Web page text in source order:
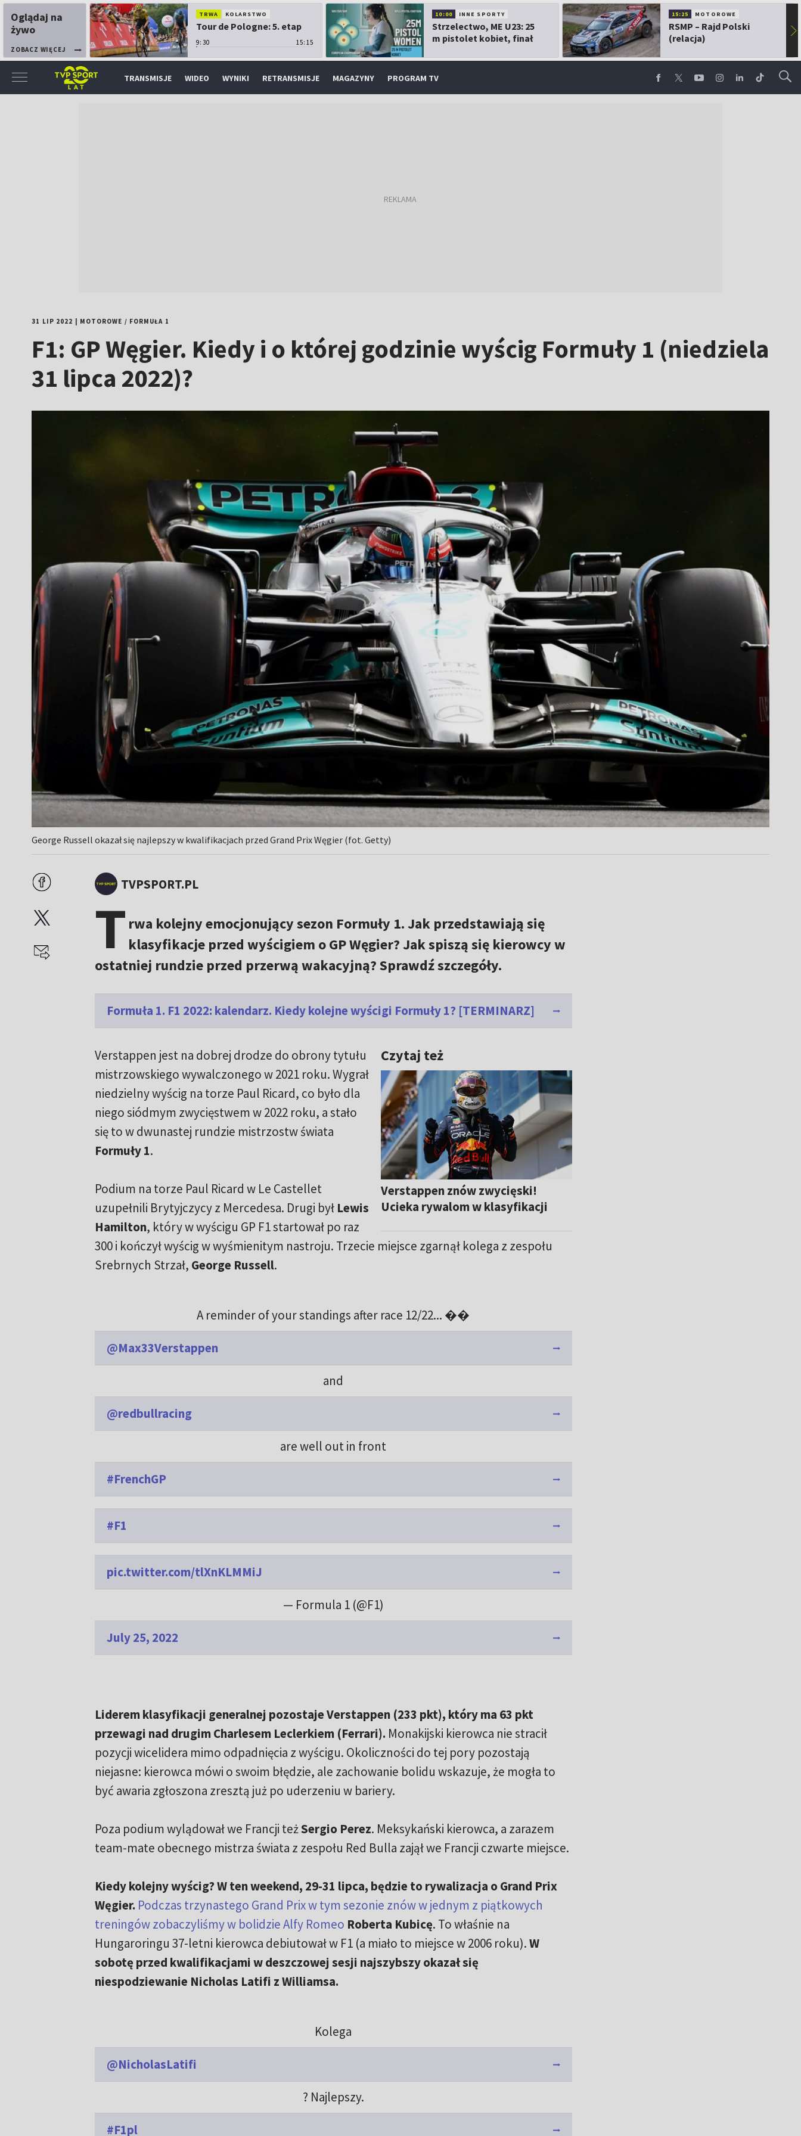
Oglądaj na
żywo
ZOBACZ WIĘCEJ
TRWA KOLARSTWO
Tour de Pologne: 5. etap
9:30 15:15
10:00 INNE SPORTY
Strzelectwo, ME U23: 25
m pistolet kobiet, finał
15:25 MOTOROWE
RSMP – Rajd Polski
(relacja)
▶
TRANSMISJE WIDEO WYNIKI RETRANSMISJE MAGAZYNY PROGRAM TV
31 LIP 2022 MOTOROWE / FORMUŁA 1
F1: GP Węgier. Kiedy i o której godzinie wyścig Formuły 1 (niedziela
31 lipca 2022)?
George Russell okazał się najlepszy w kwalifikacjach przed Grand Prix Węgier (fot. Getty)
TVPSPORT.PL
T rwa kolejny emocjonujący sezon Formuły 1. Jak przedstawiają się
klasyfikacje przed wyścigiem o GP Węgier? Jak spiszą się kierowcy w
ostatniej rundzie przed przerwą wakacyjną? Sprawdź szczegóły.
Formuła 1. F1 2022: kalendarz. Kiedy kolejne wyścigi Formuły 1? [TERMINARZ]
Czytaj też
Verstappen znów zwycięski!
Ucieka rywalom w klasyfikacji
Verstappen jest na dobrej drodze do obrony tytułu
mistrzowskiego wywalczonego w 2021 roku. Wygrał
niedzielny wyścig na torze Paul Ricard, co było dla
niego siódmym zwycięstwem w 2022 roku, a stało
się to w dwunastej rundzie mistrzostw świata
Formuły 1.
Podium na torze Paul Ricard w Le Castellet
uzupełnili Brytyjczycy z Mercedesa. Drugi był Lewis
Hamilton, który w wyścigu GP F1 startował po raz
300 i kończył wyścig w wyśmienitym nastroju. Trzecie miejsce zgarnął kolega z zespołu
Srebrnych Strzał, George Russell.
A reminder of your standings after race 12/22... ��
@Max33Verstappen
and
@redbullracing
are well out in front
#FrenchGP
#F1
pic.twitter.com/tlXnKLMMiJ
— Formula 1 (@F1)
July 25, 2022
Liderem klasyfikacji generalnej pozostaje Verstappen (233 pkt), który ma 63 pkt
przewagi nad drugim Charlesem Leclerkiem (Ferrari). Monakijski kierowca nie stracił
pozycji wicelidera mimo odpadnięcia z wyścigu. Okoliczności do tej pory pozostają
niejasne: kierowca mówi o swoim błędzie, ale zachowanie bolidu wskazuje, że mogła to
być awaria zgłoszona zresztą już po uderzeniu w bariery.
Poza podium wylądował we Francji teżSergio Perez. Meksykański kierowca, a zarazem
team-mate obecnego mistrza świata z zespołu Red Bulla zajął we Francji czwarte miejsce.
Kiedy kolejny wyścig? W ten weekend, 29-31 lipca, będzie to rywalizacja o Grand Prix
Węgier. Podczas trzynastego Grand Prix w tym sezonie znów w jednym z piątkowych
treningów zobaczyliśmy w bolidzie Alfy Romeo Roberta Kubicę. To właśnie na
Hungaroringu 37-letni kierowca debiutował w F1 (a miało to miejsce w 2006 roku).W
sobotę przed kwalifikacjami w deszczowej sesji najszybszy okazał się
niespodziewanie Nicholas Latifi z Williamsa.
Kolega
@NicholasLatifi
? Najlepszy.
#F1pl